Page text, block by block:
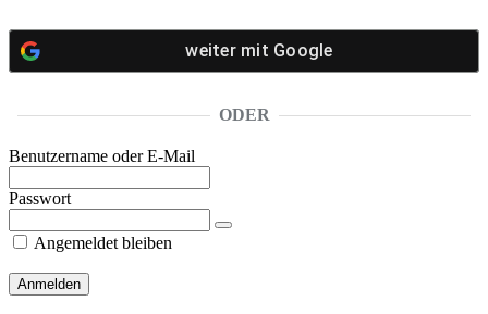
weiter mit Google
ODER
Benutzername oder E-Mail
Passwort
Angemeldet bleiben